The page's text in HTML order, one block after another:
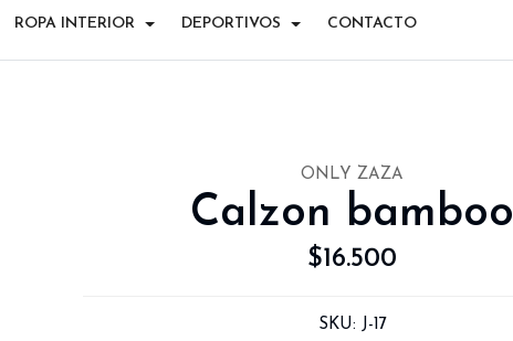
ROPA INTERIOR DEPORTIVOS CONTACTO
ONLY ZAZA
Calzon bamboo
$16.500
SKU: J-17